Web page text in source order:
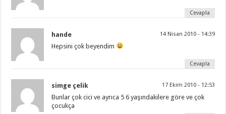
Cevapla
hande 14 Nisan 2010 - 14:39
Hepsini çok beyendim
Cevapla
simge çelik 17 Ekim 2010 - 12:53
Bunlar çok cici ve ayrıca 5 6 yaşındakilere göre ve çok
çocukça